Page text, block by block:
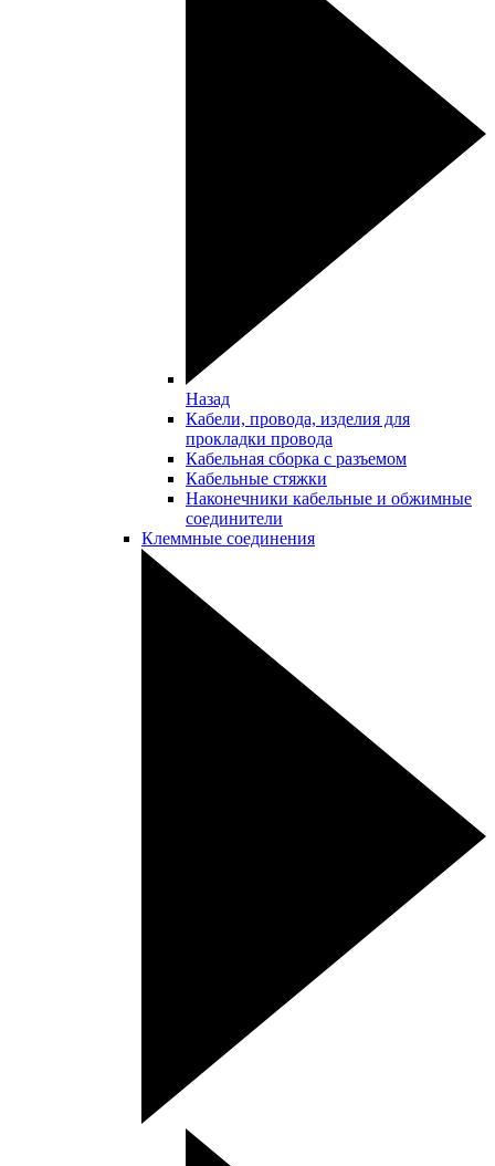
Назад
Кабели, провода, изделия для
прокладки провода
Кабельная сборка с разъемом
Кабельные стяжки
Наконечники кабельные и обжимные
соединители
Клеммные соединения